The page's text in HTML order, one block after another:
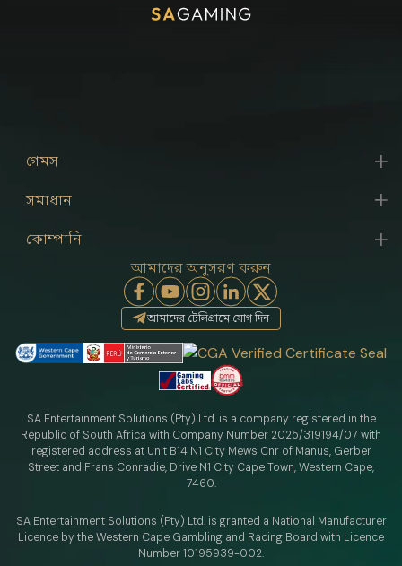
গেমস
সমাধান
কোম্পানি
আমাদের অনুসরণ করুন
আমাদের টেলিগ্রামে যোগ দিন
SA Entertainment Solutions (Pty) Ltd. is a company registered in the
Republic of South Africa with Company Number 2025/319194/07 with
registered address at Unit B14 N1 City Mews Cnr of Manus, Gerber
Street and Frans Conradie, Drive N1 City Cape Town, Western Cape,
7460.
SA Entertainment Solutions (Pty) Ltd. is granted a National Manufacturer
Licence by the Western Cape Gambling and Racing Board with Licence
Number 10195939-002.